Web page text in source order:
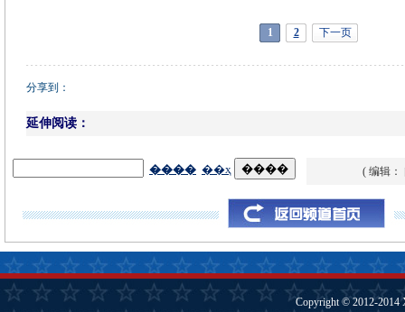
1 2 下一页
分享到：
延伸阅读：
( 编辑：
Copyright © 2012-2014